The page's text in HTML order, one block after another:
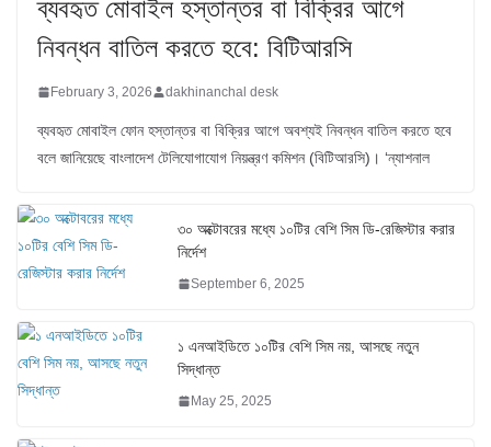
ব্যবহৃত মোবাইল হস্তান্তর বা বিক্রির আগে
নিবন্ধন বাতিল করতে হবে: বিটিআরসি
February 3, 2026 dakhinanchal desk
ব্যবহৃত মোবাইল ফোন হস্তান্তর বা বিক্রির আগে অবশ্যই নিবন্ধন বাতিল করতে হবে
বলে জানিয়েছে বাংলাদেশ টেলিযোগাযোগ নিয়ন্ত্রণ কমিশন (বিটিআরসি)। ‘ন্যাশনাল
৩০ অক্টোবরের মধ্যে ১০টির বেশি সিম ডি-রেজিস্টার করার
নির্দেশ
September 6, 2025
১ এনআইডিতে ১০টির বেশি সিম নয়, আসছে নতুন
সিদ্ধান্ত
May 25, 2025